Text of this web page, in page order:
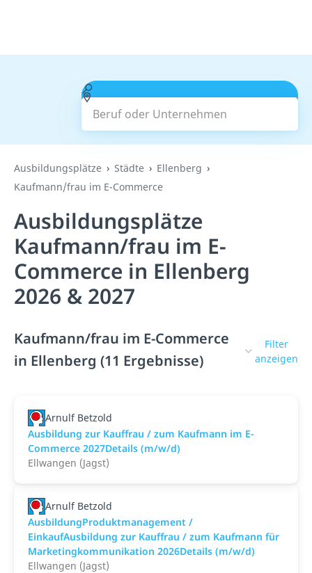
Beruf oder Unternehmen
Suchen
Ausbildungsplätze Städte
Ellenberg
Kaufmann/frau im E-Commerce
Ausbildungsplätze
Kaufmann/frau im E-
Commerce in Ellenberg
2026 & 2027
Kaufmann/frau im E-Commerce
in Ellenberg (11 Ergebnisse)
Filter
anzeigen
Arnulf Betzold
Ausbildung zur Kauffrau / zum Kaufmann im E-
Commerce 2027Details (m/w/d)
Ellwangen (Jagst)
Arnulf Betzold
AusbildungProduktmanagement /
EinkaufAusbildung zur Kauffrau / zum Kaufmann für
Marketingkommunikation 2026Details (m/w/d)
Ellwangen (Jagst)